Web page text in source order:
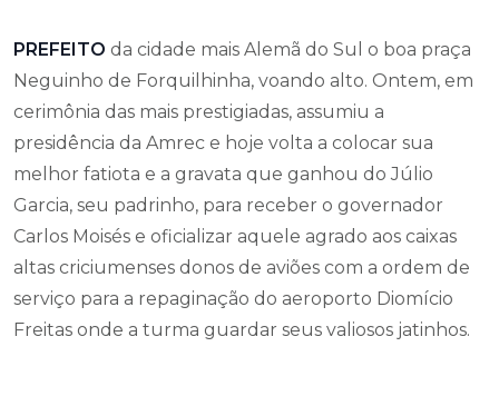
PREFEITO da cidade mais Alemã do Sul o boa praça
Neguinho de Forquilhinha, voando alto. Ontem, em
cerimônia das mais prestigiadas, assumiu a
presidência da Amrec e hoje volta a colocar sua
melhor fatiota e a gravata que ganhou do Júlio
Garcia, seu padrinho, para receber o governador
Carlos Moisés e oficializar aquele agrado aos caixas
altas criciumenses donos de aviões com a ordem de
serviço para a repaginação do aeroporto Diomício
Freitas onde a turma guardar seus valiosos jatinhos.